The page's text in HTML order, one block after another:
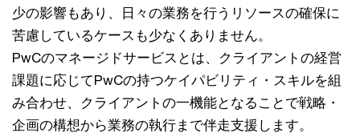
少の影響もあり、日々の業務を行うリソースの確保に
苦慮しているケースも少なくありません。
PwCのマネージドサービスとは、クライアントの経営
課題に応じてPwCの持つケイパビリティ・スキルを組
み合わせ、クライアントの一機能となることで戦略・
企画の構想から業務の執行まで伴走支援します。